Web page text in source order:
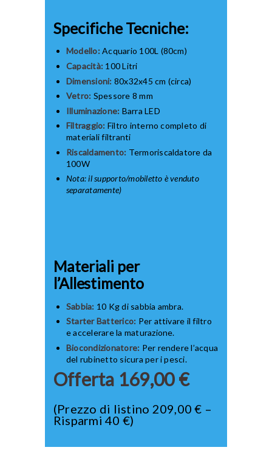
Specifiche Tecniche:
Modello:Acquario 100L (80cm)
Capacità: 100 Litri
Dimensioni: 80x32x45 cm (circa)
Vetro: Spessore 8 mm
Illuminazione: Barra LED
Filtraggio: Filtro interno completo di
materiali filtranti
Riscaldamento: Termoriscaldatore da
100W
Nota: il supporto/mobiletto è venduto
separatamente)
Materiali per
l’Allestimento
Sabbia: 10 Kg di sabbia ambra.
Starter Batterico: Per attivare il filtro
e accelerare la maturazione.
Biocondizionatore: Per rendere l’acqua
del rubinetto sicura per i pesci.
Offerta 169,00 €
(Prezzo di listino 209,00 € –
Risparmi 40 €)